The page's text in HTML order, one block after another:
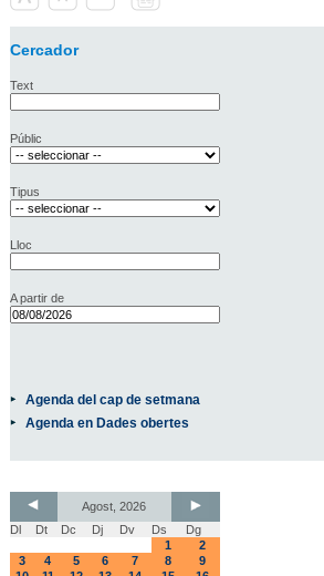
Cercador
Text
Públic
Tipus
Lloc
A partir de
Agenda del cap de setmana
Agenda en Dades obertes
Agost, 2026
Dl
Dt Dc Dj Dv Ds
Dg
1
2
3
4 5 6 7 8
9